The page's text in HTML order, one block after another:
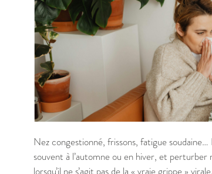
Nez congestionné, frissons, fatigue
souvent à l’automne ou en hiver, et